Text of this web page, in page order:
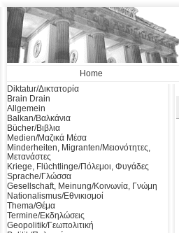
Home
Diktatur/Δικτατορία
Brain Drain
Allgemein
Balkan/Βαλκάνια
Bücher/Βιβλια
Medien/Μαζικά Μέσα
Minderheiten, Migranten/Μειονότητες,
Μετανάστες
Kriege, Flüchtlinge/Πόλεμοι, Φυγάδες
Sprache/Γλώσσα
Gesellschaft, Meinung/Κοινωνία, Γνώμη
Nationalismus/Εθνικισμοί
Thema/Θέμα
Termine/Εκδηλώσεις
Geopolitik/Γεωπολιτική